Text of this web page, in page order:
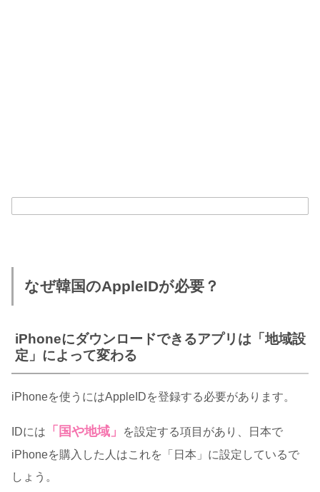
なぜ韓国のAppleIDが必要？
iPhoneにダウンロードできるアプリは「地域設
定」によって変わる
iPhoneを使うにはAppleIDを登録する必要があります。
IDには 「国や地域」
を設定する項目があり、日本で
iPhoneを購入した人はこれを「日本」に設定しているで
しょう。